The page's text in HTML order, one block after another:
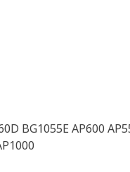
BG1055E AP600